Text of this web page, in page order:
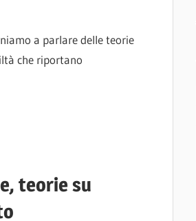
a parlare delle teorie
che riportano
teorie su